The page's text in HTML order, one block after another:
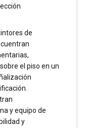
de
el piso en un
y equipo de
y